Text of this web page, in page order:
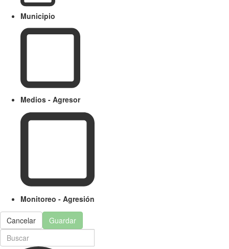
Municipio
Medios - Agresor
Monitoreo - Agresión
Cancelar Guardar